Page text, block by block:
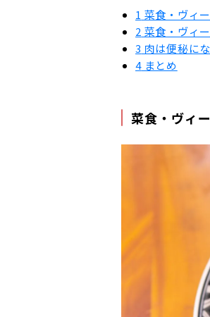
1 菜食・ヴィ
2 菜食・ヴィ
3 肉は便秘に
4まとめ
菜食・ヴィ